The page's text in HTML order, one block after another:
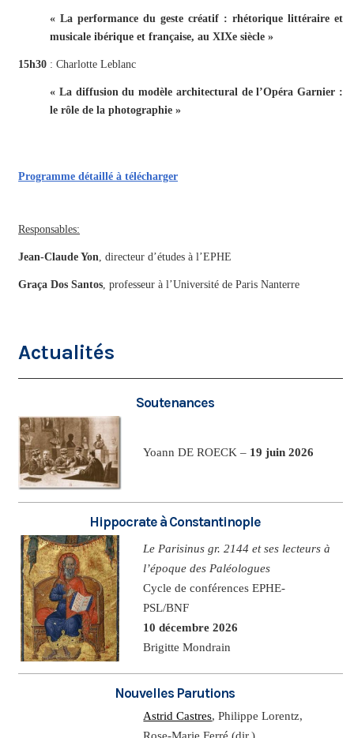
« La performance du geste créatif : rhétorique littéraire et
musicale ibérique et française, au XIXe siècle »
15h30 : Charlotte Leblanc
« La diffusion du modèle architectural de l’Opéra Garnier :
le rôle de la photographie »
Programme détaillé à télécharger
Responsables:
Jean-Claude Yon , directeur d’études à l’EPHE
Graça Dos Santos , professeur à l’Université de Paris Nanterre
Actualités
Soutenances
Yoann DE ROECK – 19 juin 2026
Hippocrate à Constantinople
Le Parisinus gr. 2144 et ses lecteurs à
l’époque des Paléologues
Cycle de conférences EPHE-
PSL/BNF
10 décembre 2026
Brigitte Mondrain
Nouvelles Parutions
Astrid Castres, Philippe Lorentz,